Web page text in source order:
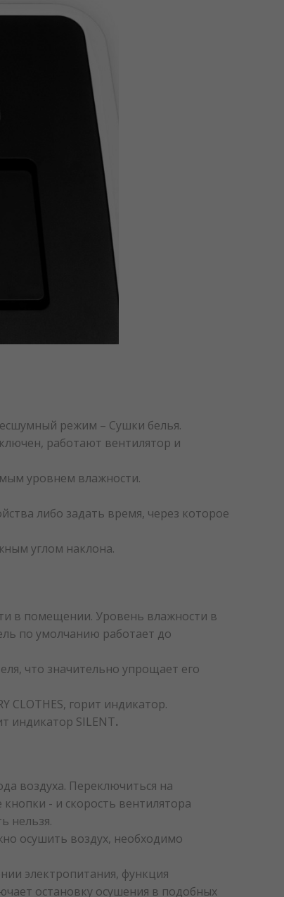
режим – Сушки белья.
работают вентилятор и
уровнем влажности.
либо задать время, через которое
углом наклона.
в помещении. Уровень влажности в
по умолчанию работает до
что значительно упрощает его
CLOTHES, горит индикатор.
индикатор SILENT.
воздуха. Переключиться на
- и скорость вентилятора
нельзя.
осушить воздух, необходимо
электропитания, функция
остановку осушения в подобных